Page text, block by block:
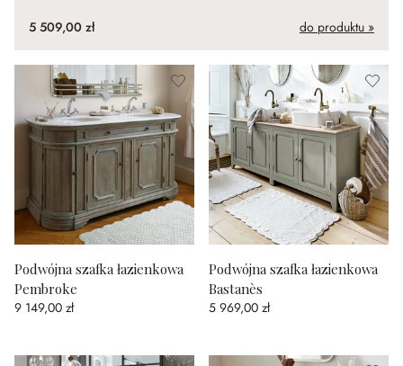
5 509,00 zł do produktu »
Podwójna szafka łazienkowa
Pembroke
9 149,00 zł
Podwójna szafka łazienkowa
Bastanès
5 969,00 zł